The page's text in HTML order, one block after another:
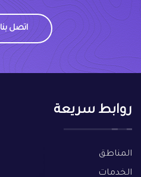
اتصل بنا
روابط سريعة
المناطق
الخدمات